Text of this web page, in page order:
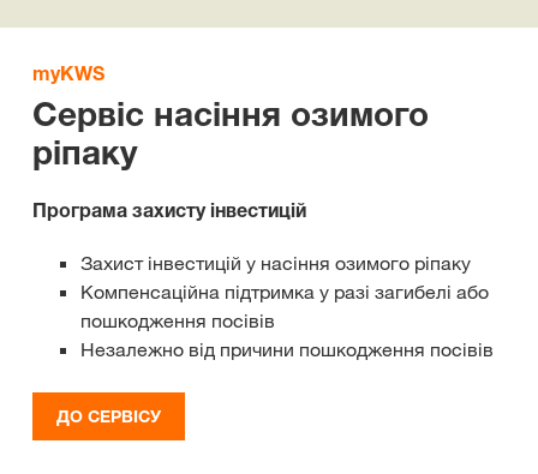
myKWS
Сервіс насіння озимого
ріпаку
Програма захисту інвестицій
Захист інвестицій у насіння озимого ріпаку
Компенсаційна підтримка у разі загибелі або
пошкодження посівів
Незалежно від причини пошкодження посівів
ДО СЕРВІСУ